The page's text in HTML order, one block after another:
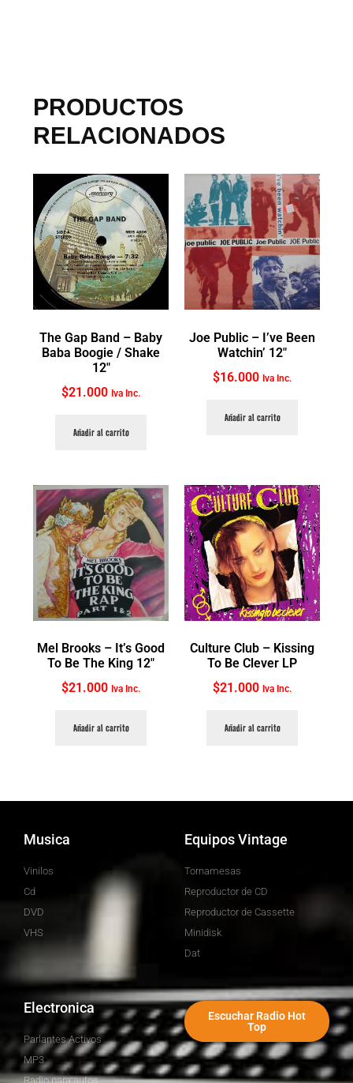
PRODUCTOS
RELACIONADOS
The Gap Band ‎– Baby
Baba Boogie / Shake
12″
$21.000 Iva Inc.
Añadir al carrito
Joe Public ‎– I’ve Been
Watchin’ 12″
$16.000 Iva Inc.
Añadir al carrito
Mel Brooks ‎– It’s Good
To Be The King 12″
$21.000 Iva Inc.
Añadir al carrito
Culture Club ‎– Kissing
To Be Clever LP
$21.000 Iva Inc.
Añadir al carrito
Musica
Vinilos
Cd
DVD
VHS
Equipos Vintage
Tornamesas
Reproductor de CD
Reproductor de Cassette
Minidisk
Dat
Electronica
Parlantes Activos
MP3
Radio para autos
Escuchar Radio Hot
Top